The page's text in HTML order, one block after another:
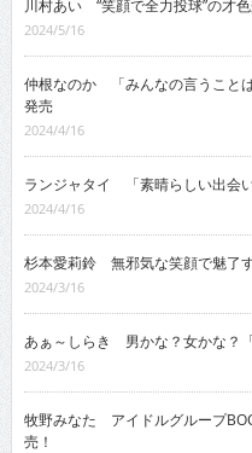
川村あい “笑顔で全力投球”の才
2024/5/16
仲根なのか 「みんなの言うこと
発売
2024/4/16
ランジャタイ 「素晴らしい出会
2024/4/16
杉本愛莉鈴 無邪気な笑顔で魅了
2024/3/16
あぁ～しらき 男かな？女かな？
2024/3/16
牧野みなた アイドルグループ
売！